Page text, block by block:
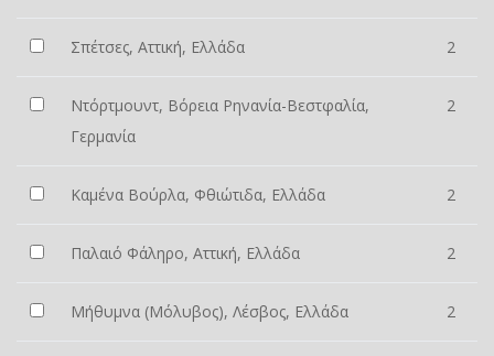
Σπέτσες, Αττική, Ελλάδα 2
Ντόρτμουντ, Βόρεια Ρηνανία-Βεστφαλία,
Γερμανία
2
Καμένα Βούρλα, Φθιώτιδα, Ελλάδα 2
Παλαιό Φάληρο, Αττική, Ελλάδα 2
Μήθυμνα (Μόλυβος), Λέσβος, Ελλάδα 2